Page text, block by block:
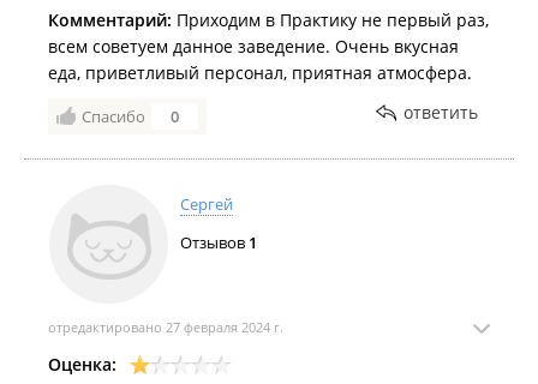
Комментарий: Приходим в Практику не первый раз,
всем советуем данное заведение. Очень вкусная
еда, приветливый персонал, приятная атмосфера.
Спасибо 0 ответить
Сергей
Отзывов 1
отредактировано 27 февраля 2024 г.
Оценка: